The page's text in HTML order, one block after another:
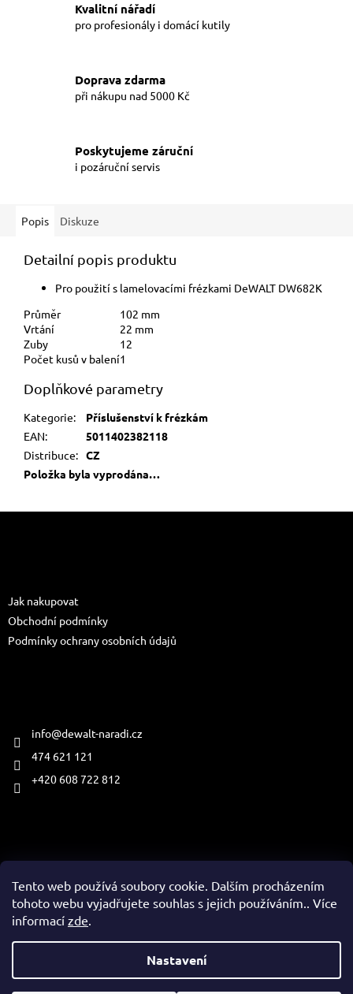
Tento web používá soubory cookie. Dalším procházením
tohoto webu vyjadřujete souhlas s jejich používáním.. Více
informací zde.
Nastavení
Kvalitní nářadí
pro profesionály i domácí kutily
Doprava zdarma
při nákupu nad 5000 Kč
Poskytujeme záruční
i pozáruční servis
Popis Diskuze
Detailní popis produktu
Pro použití s lamelovacími frézkami DeWALT DW682K
Průměr
102 mm
Vrtání
22 mm
Zuby
12
Počet kusů v balení1
Doplňkové parametry
Kategorie:
Příslušenství k frézkám
EAN:
5011402382118
Distribuce: CZ
Položka byla vyprodána…
Jak nakupovat
Obchodní podmínky
Podmínky ochrany osobních údajů
info@dewalt-naradi.cz
474 621 121
+420 608 722 812